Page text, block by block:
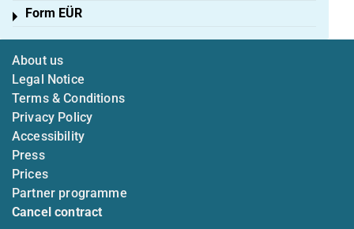
Form EÜR
Toggle menu
About us
Legal Notice
Terms & Conditions
Privacy Policy
Accessibility
Press
Prices
Partner programme
Cancel contract